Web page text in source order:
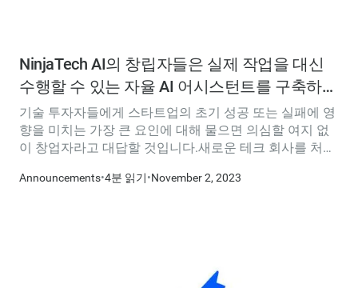
NinjaTech AI의 창립자들은 실제 작업을 대신
수행할 수 있는 자율 AI 어시스턴트를 구축하는
임무를 수행하고 있습니다.
기술 투자자들에게 스타트업의 초기 성공 또는 실패에 영
향을 미치는 가장 큰 요인에 대해 물으면 의심할 여지 없
이 창업자라고 대답할 것입니다.새로운 테크 회사를 처음
이 필요합니다. 공동의 비전, 실행에 대한 열정, 여러분을
Announcements•4분 읽기•November 2, 2023